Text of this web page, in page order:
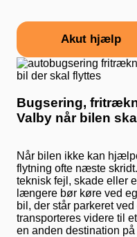
Akut hjælp
Bugsering,
Valby når bilen
Når bilen ikke kan
flytning ofte næste
teknisk fejl, skade eller
længere bør køre ved
bil, der står parkeret
transporteres videre til
en anden destination